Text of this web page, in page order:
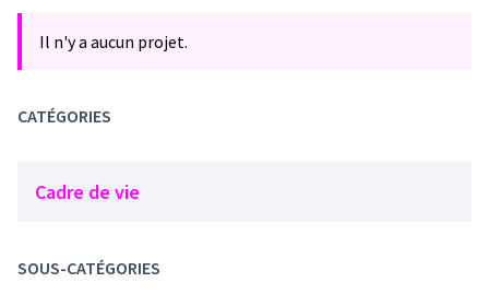
Il n'y a aucun projet.
CATÉGORIES
Cadre de vie
SOUS-CATÉGORIES